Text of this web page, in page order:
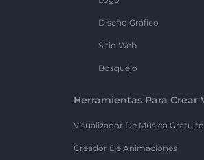
Diseño Gráfico
Sitio Web
Bosquejo
Herramientas Para Crear
Visualizador De Música Gratuito
Creador De Animaciones